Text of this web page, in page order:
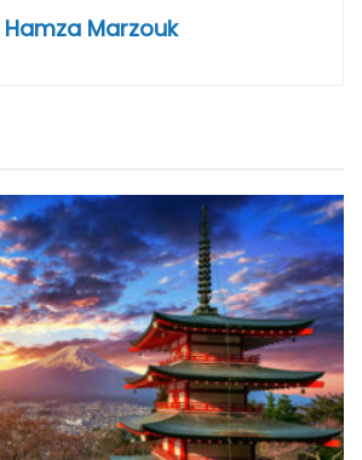
Hamza Marzouk